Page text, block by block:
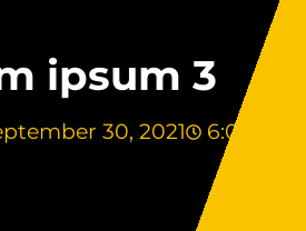
ipsum 3
30, 2021 6:01 pm